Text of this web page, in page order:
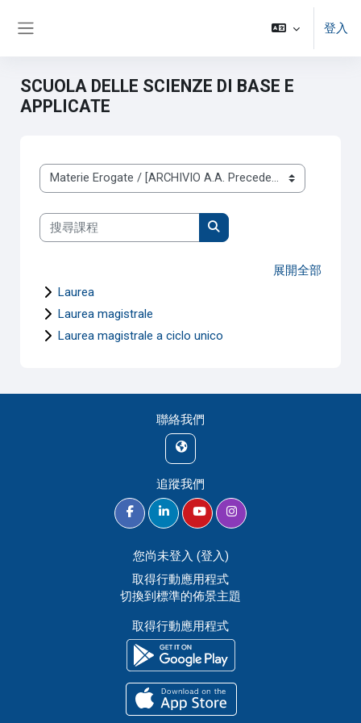
登入
SCUOLA DELLE SCIENZE DI BASE E
APPLICATE
課程類別
搜尋課程
搜尋課程
展開全部
Laurea
Laurea magistrale
Laurea magistrale a ciclo unico
聯絡我們
追蹤我們
您尚未登入 (登入)
取得行動應用程式
切換到標準的佈景主題
取得行動應用程式